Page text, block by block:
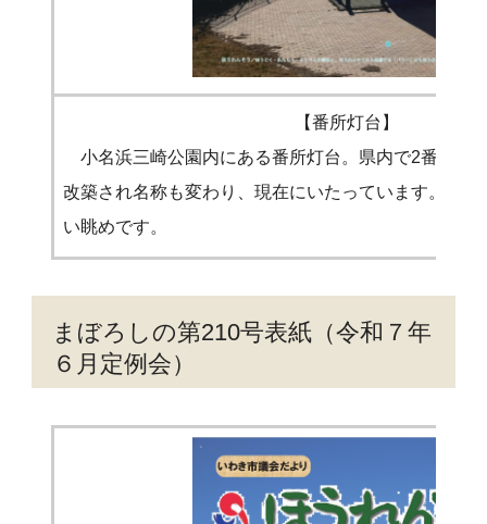
【番所灯台】
小名浜三崎公園内にある番所灯台。県内で2番目に
改築され名称も変わり、現在にいたっています。晴れ
い眺めです。
まぼろしの第210号表紙（令和７年
６月定例会）